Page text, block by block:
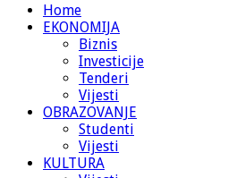
Home
EKONOMIJA
Biznis
Investicije
Tenderi
Vijesti
OBRAZOVANJE
Studenti
Vijesti
KULTURA